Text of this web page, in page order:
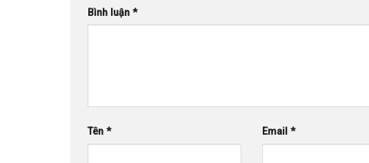
Bình luận *
Tên * Email*